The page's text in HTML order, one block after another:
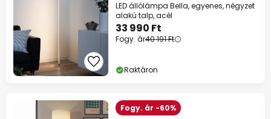
LED állólámpa Bella, egyenes, négyzet
alakú talp, acél
33 990 Ft
Fogy. ár40 191 Ft
Raktáron
Fogy. ár -60%